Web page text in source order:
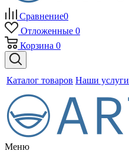
Сравнение0
Отложенные 0
Корзина 0
Каталог товаров Наши услуги
Меню